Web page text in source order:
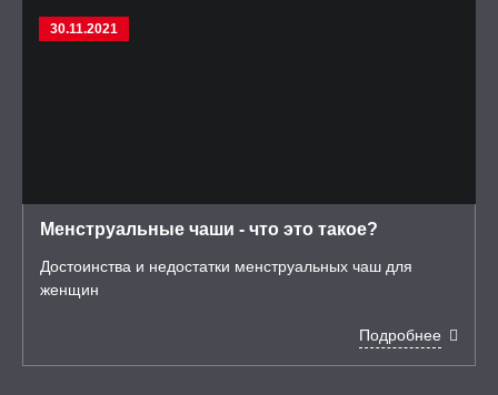
30.11.2021
Менструальные чаши - что это такое?
Достоинства и недостатки менструальных чаш для
женщин
Подробнее